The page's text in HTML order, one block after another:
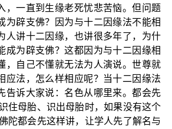
，一直到生缘老死忧悲苦恼。但问题
为辟支佛？因为与十二因缘法不能相
人讲十二因缘，也讲很多年了，为什
成为辟支佛？这都因为与十二因缘相
，自己不懂就无法为人演说。世尊就
应法，怎么样相应呢？当十二因缘法
告诉大家说：名色从哪里来。都会先
住母胎、识出母胎时，如果没有这个
陀都会先这样讲，让学人先了解名与